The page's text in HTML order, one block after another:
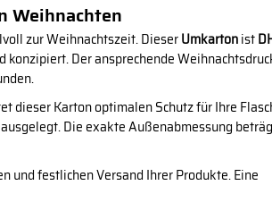
Weihnachten
zur Weihnachtszeit. DieserUmkartonist
konzipiert. Der ansprechende
dieser Karton optimalen Schutz für Ihre
ausgelegt. Die exakte Außenabmessung
und festlichen Versand Ihrer Produkte. Eine